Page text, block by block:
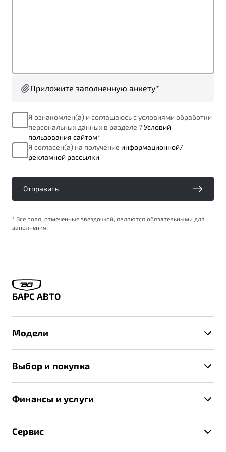
Автомобили в наличии
Тест-драйв
Спецпредложения
Преимущества программы
Запись на сервис
Калькулятор ТО
Приложите заполненную анкету*
Я ознакомлен(а) и соглашаюсь с условиями обработки
персональных данных в разделе 7Условий
пользования сайтом*
Я согласен(а) на получение информационной/
рекламной рассылки
Отправить
* Все поля, отмеченные звездочкой, являются обязательными для
заполнения.
БАРС АВТО
Модели
X70
Выбор и покупка
Спецпредложения и Акции
Записаться на тест-драйв
Получить предложение
Финансы и услуги
Трейд-ин
Сервис